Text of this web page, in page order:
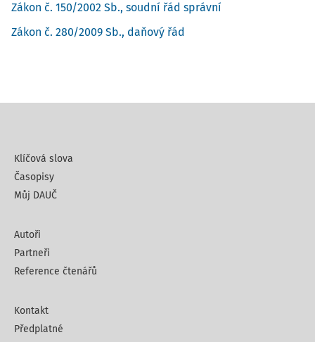
Zákon č. 150/2002 Sb., soudní řád správní
Zákon č. 280/2009 Sb., daňový řád
Klíčová slova
Časopisy
Můj DAUČ
Autoři
Partneři
Reference čtenářů
Kontakt
Předplatné